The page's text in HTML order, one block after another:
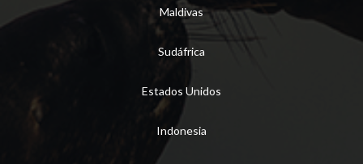
Maldivas
Sudáfrica
Estados Unidos
Indonesia